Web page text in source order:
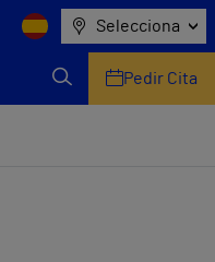
Selecciona
Pedir Cita